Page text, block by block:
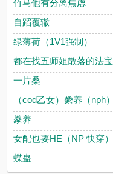
竹马他有分离焦虑
自蹈覆辙
绿薄荷（1V1强制）
都在找五师姐散落的法宝
一片桑
（cod乙女）豢养（nph）
豢养
女配也要HE（NP 快穿）
蝶蛊